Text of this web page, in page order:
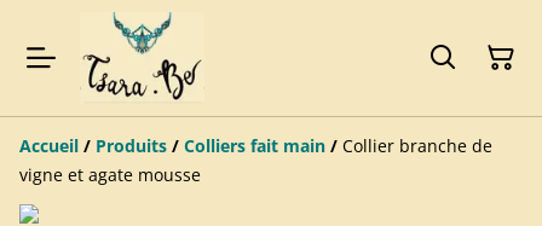
Accueil / Produits / Colliers fait main / Collier branche de
vigne et agate mousse